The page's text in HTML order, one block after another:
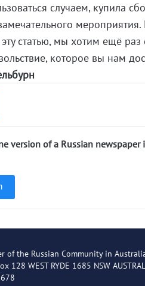
случаем, купила
статью, мы хотим ещё раз
которое вы нам
version of a Russian
of the Russian Community in
128 WEST RYDE 1685 NSW